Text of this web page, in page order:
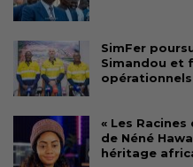
SimFer
Simandou et
opérationnels
« Les
de Néné
héritage